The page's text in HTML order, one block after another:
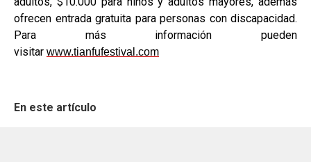
ofrecen entrada gratuita para personas con discapacidad.
Para más información pueden
visitar www.tianfufestival.com
En este artículo